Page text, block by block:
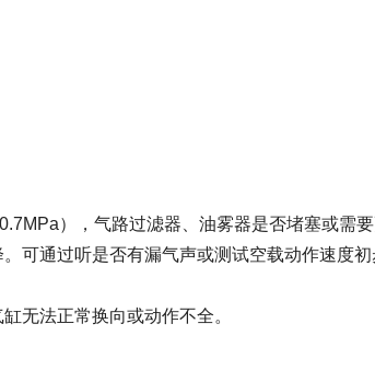
），气路过滤器、油雾器是否堵塞或需
可通过听是否有漏气声或测试空载动作速度
无法正常换向或动作不全。